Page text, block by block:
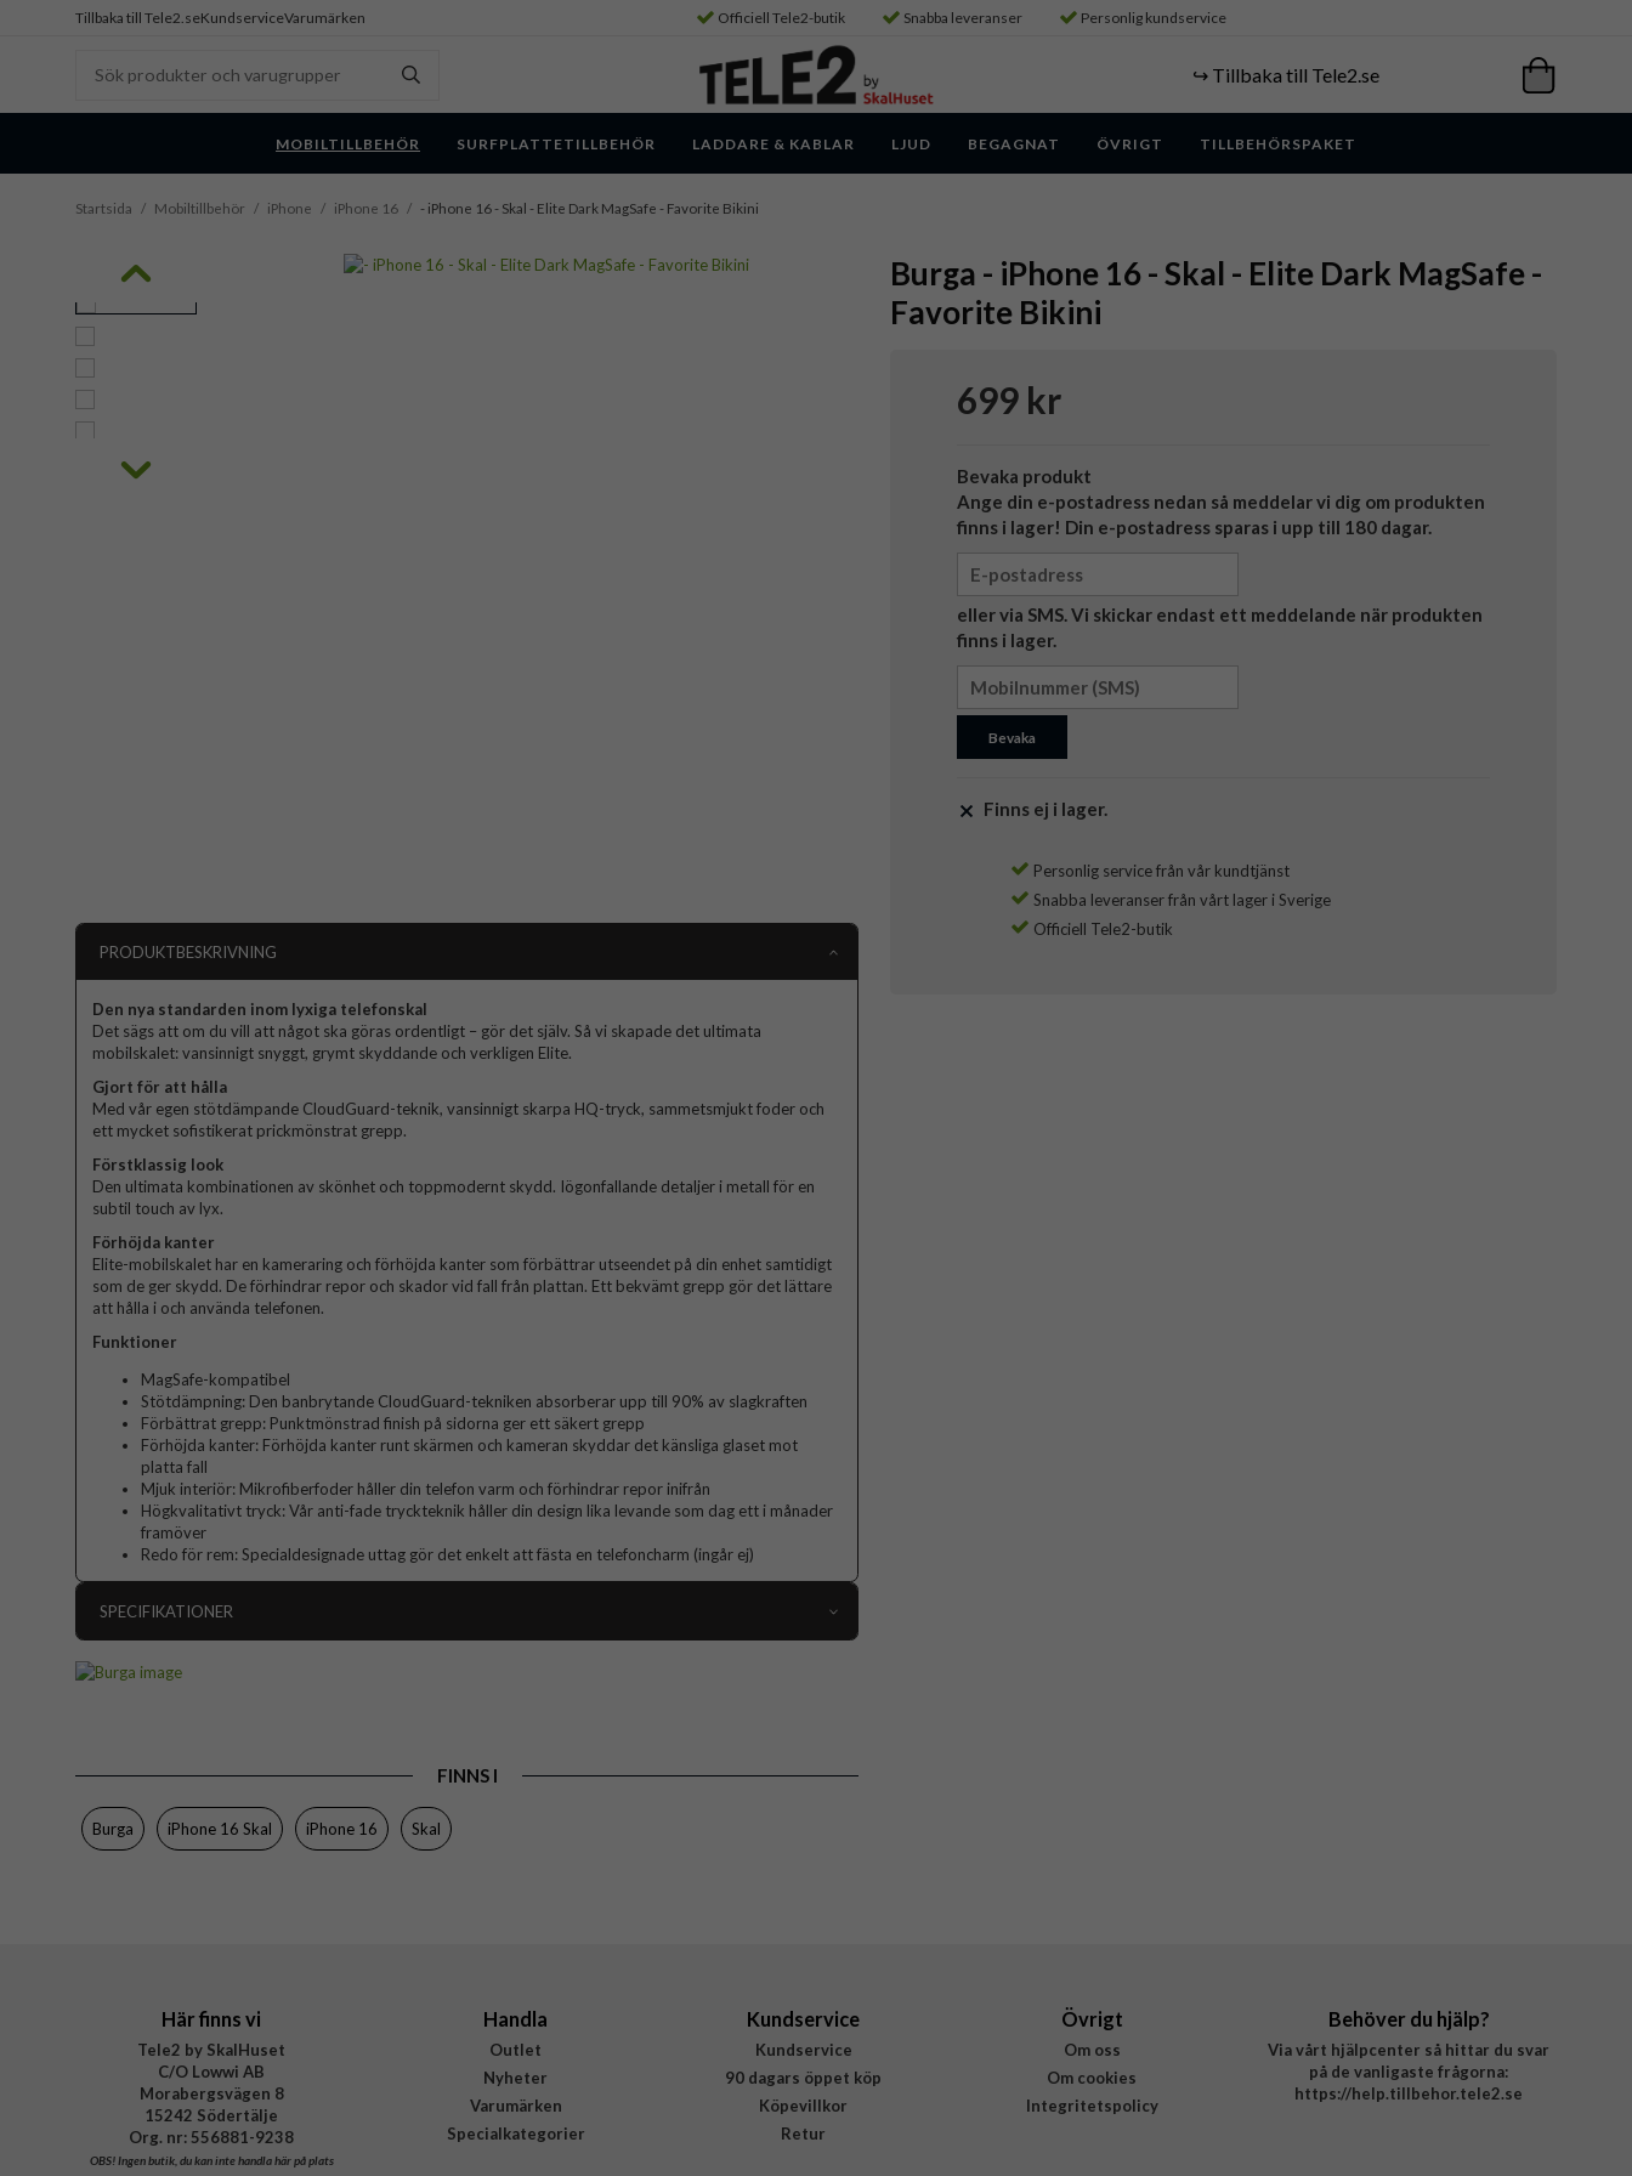
Tillbaka till Tele2.seKundserviceVarumärken Officiell Tele2-butik Snabba leveranser Personlig kundservice
↪️ Tillbaka till Tele2.se
MOBILTILLBEHÖR SURFPLATTETILLBEHÖR LADDARE & KABLAR LJUD BEGAGNAT ÖVRIGT TILLBEHÖRSPAKET
Startsida / Mobiltillbehör / iPhone / iPhone 16 / - iPhone 16 - Skal - Elite Dark MagSafe - Favorite Bikini
Burga - iPhone 16 - Skal - Elite Dark MagSafe -
Favorite Bikini
699 kr
Bevaka produkt
Ange din e-postadress nedan så meddelar vi dig om produkten
finns i lager! Din e-postadress sparas i upp till 180 dagar.
eller via SMS. Vi skickar endast ett meddelande när produkten
finns i lager.
Bevaka
Finns ej i lager.
Personlig service från vår kundtjänst
Snabba leveranser från vårt lager i Sverige
Officiell Tele2-butik
PRODUKTBESKRIVNING
Den nya standarden inom lyxiga telefonskal
Det sägs att om du vill att något ska göras ordentligt – gör det själv. Så vi skapade det ultimata
mobilskalet: vansinnigt snyggt, grymt skyddande och verkligen Elite.
Gjort för att hålla
Med vår egen stötdämpande CloudGuard-teknik, vansinnigt skarpa HQ-tryck, sammetsmjukt foder och
ett mycket sofistikerat prickmönstrat grepp.
Förstklassig look
Den ultimata kombinationen av skönhet och toppmodernt skydd. Iögonfallande detaljer i metall för en
subtil touch av lyx.
Förhöjda kanter
Elite-mobilskalet har en kameraring och förhöjda kanter som förbättrar utseendet på din enhet samtidigt
som de ger skydd. De förhindrar repor och skador vid fall från plattan. Ett bekvämt grepp gör det lättare
att hålla i och använda telefonen.
Funktioner
MagSafe-kompatibel
Stötdämpning: Den banbrytande CloudGuard-tekniken absorberar upp till 90% av slagkraften
Förbättrat grepp: Punktmönstrad finish på sidorna ger ett säkert grepp
Förhöjda kanter: Förhöjda kanter runt skärmen och kameran skyddar det känsliga glaset mot
platta fall
Mjuk interiör: Mikrofiberfoder håller din telefon varm och förhindrar repor inifrån
Högkvalitativt tryck: Vår anti-fade tryckteknik håller din design lika levande som dag ett i månader
framöver
Redo för rem: Specialdesignade uttag gör det enkelt att fästa en telefoncharm (ingår ej)
SPECIFIKATIONER
Egenskaper
Stöttålig
Färg
Material
FINNS I
Burga iPhone 16 Skal iPhone 16 Skal
Här finns vi
Tele2 by SkalHuset
C/O Lowwi AB
Morabergsvägen 8
15242 Södertälje
Org. nr: 556881-9238
OBS!Ingen butik, du kan inte handla här på plats
Handla
Outlet
Nyheter
Varumärken
Specialkategorier
Kundservice
Kundservice
90 dagars öppet köp
Köpevillkor
Retur
Övrigt
Om oss
Om cookies
Integritetspolicy
Behöver du hjälp?
Via vårt hjälpcenter så hittar du svar
på de vanligaste frågorna:
https://help.tillbehor.tele2.se